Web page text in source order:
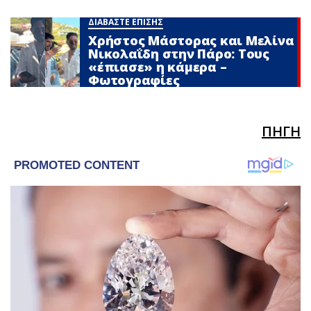
ΔΙΑΒΑΣΤΕ ΕΠΙΣΗΣ
Χρήστος Μάστορας και Μελίνα
Νικολαΐδη στην Πάρο: Τους
«έπιασε» η κάμερα –
Φωτογραφίες
ΠΗΓΗ